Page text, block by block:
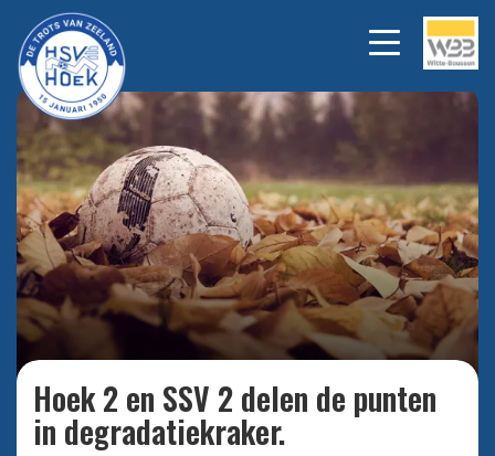
Bekijk alle foto's
Hoek 2 en SSV 2 delen de punten
in degradatiekraker.